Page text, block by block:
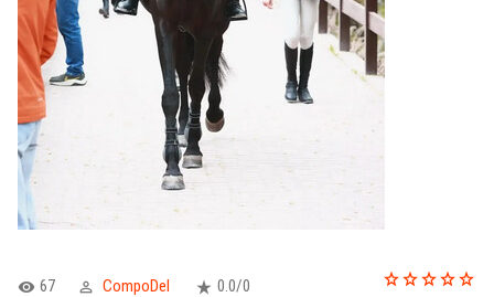
67 CompoDel 0.0/0